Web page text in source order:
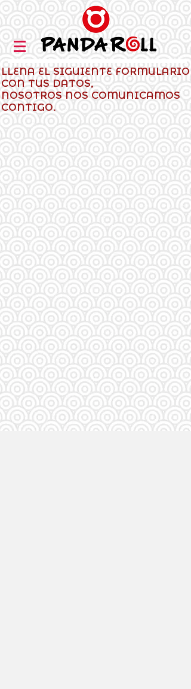
LLENA EL SIGUIENTE FORMULARIO
CON TUS DATOS,
NOSOTROS NOS COMUNICAMOS
CONTIGO.